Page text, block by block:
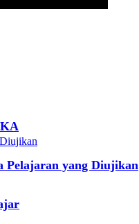
Pelajaran yang Diujikan